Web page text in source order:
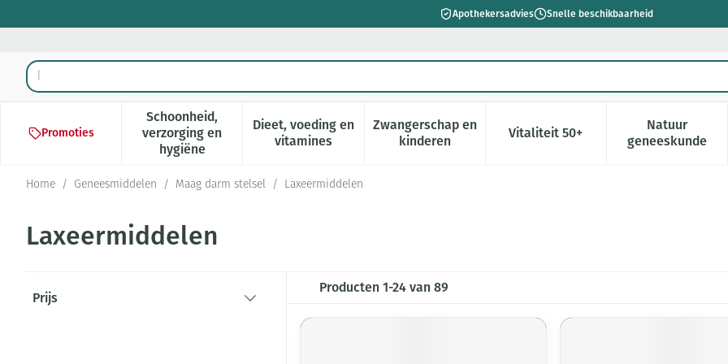
Apothekersadvies Snelle beschikbaarheid
Product, merk, categorie...
Promoties
Schoonheid,
verzorging en
hygiëne
Toon submenu voor Schoonheid, verzorging en hygiëne categorie
Dieet, voeding en
vitaminesToon submenu voor Dieet, voeding en vitamines categorie
Zwangerschap en
kinderenToon submenu voor Zwangerschap en kinderen
Vitaliteit 50+Toon submenu voor Vitaliteit
Natuur
geneeskunde
Toon
Home / Geneesmiddelen / Maag darm stelsel / Laxeermiddelen
Laxeermiddelen
Prijs
Producten 1-24 van 89